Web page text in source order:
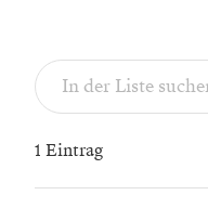
1 Eintrag